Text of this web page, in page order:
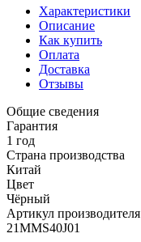
Характеристики
Описание
Как купить
Оплата
Доставка
Отзывы
Общие сведения
Гарантия
1 год
Страна производства
Китай
Цвет
Чёрный
Артикул производителя
21MMS40J01